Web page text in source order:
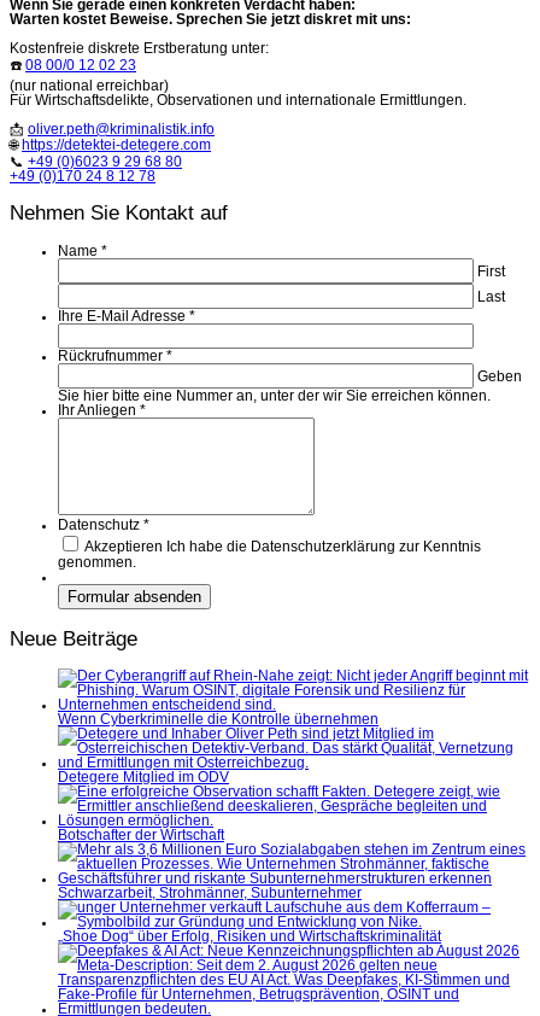
Wenn Sie gerade einen konkreten Verdacht haben:
Warten kostet Beweise. Sprechen Sie jetzt diskret mit uns:
Kostenfreie diskrete Erstberatung unter:
☎️ 08 00/0 12 02 23
(nur national erreichbar)
Für Wirtschaftsdelikte, Observationen und internationale Ermittlungen.
📩 oliver.peth@kriminalistik.info
🌐 https://detektei-detegere.com
📞 +49 (0)6023 9 29 68 80
+49 (0)170 24 8 12 78
Nehmen Sie Kontakt auf
Name *
First
Last
Ihre E-Mail Adresse *
Rückrufnummer *
Geben
Sie hier bitte eine Nummer an, unter der wir Sie erreichen können.
Ihr Anliegen *
Datenschutz *
Akzeptieren Ich habe die Datenschutzerklärung zur Kenntnis
genommen.
Neue Beiträge
Wenn Cyberkriminelle die Kontrolle übernehmen
Detegere Mitglied im ÖDV
Botschafter der Wirtschaft
Schwarzarbeit, Strohmänner, Subunternehmer
„Shoe Dog“ über Erfolg, Risiken und Wirtschaftskriminalität